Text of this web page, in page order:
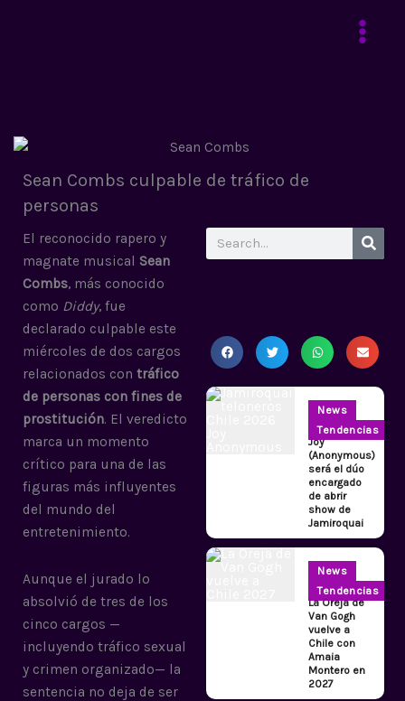
Sean Combs culpable de tráfico de
personas
El reconocido rapero y
magnate musical Sean
Combs, más conocido
como Diddy, fue
declarado culpable este
miércoles de dos cargos
relacionados con tráfico
de personas con fines de
prostitución. El veredicto
marca un momento
crítico para una de las
figuras más influyentes
del mundo del
entretenimiento.
Aunque el jurado lo
absolvió de tres de los
cinco cargos —
incluyendo tráfico sexual
y crimen organizado— la
sentencia no deja de ser
Search
News
Tendencias
Joy
(Anonymous)
será el dúo
encargado
de abrir
show de
Jamiroquai
News
Tendencias
La Oreja de
Van Gogh
vuelve a
Chile con
Amaia
Montero en
2027